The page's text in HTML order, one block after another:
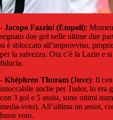
- Jacopo Fazzini (Empoli):
segnato due gol nelle ultime due
si è sbloccato all’improvviso,
per la salvezza. Ora c’è la Lazio e
fiducia.
- Khéphren Thuram (Juve): Il
intoccabile anche per Tudor, lo era
con 3 gol e 5 assist, sono ottimi
media-voto). All’ultima un assist,
buon voto.